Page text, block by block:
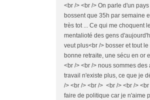
<br /> <br /> On parle d'un
bossent que 35h par semaine
très tot ... Ce qui me choquent
mentalioté des gens
veut plus<br /> bosser et tout
bonne retraite, une sécu en or
<br /> <br /> nous sommes
travail n'existe plus, ce que je
/> <br /> <br /> <br /> <br />
faire de politique car je n'aime